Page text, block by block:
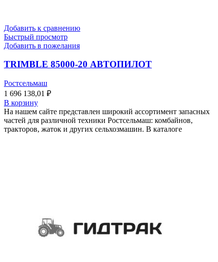
Добавить к сравнению
Быстрый просмотр
Добавить в пожелания
TRIMBLE 85000-20 АВТОПИЛОТ
Ростсельмаш
1 696 138,01 ₽
В корзину
На нашем сайте представлен широкий ассортимент запасных
частей для различной техники Ростсельмаш: комбайнов,
тракторов, жаток и других сельхозмашин. В каталоге